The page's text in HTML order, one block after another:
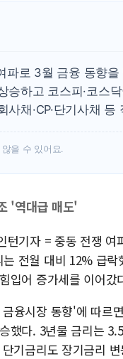
파로 3월 금융 동향을
승하고 코스피·코스
사채·CP·단기사채
을 수 있어요.
'역대급 매도'
턴기자 = 중동 전쟁
전월 대비 12% 급
입어 증가세를 이어갔
융시장 동향'에 따르
했다. 3년물 금리는
기금리도 장기금리